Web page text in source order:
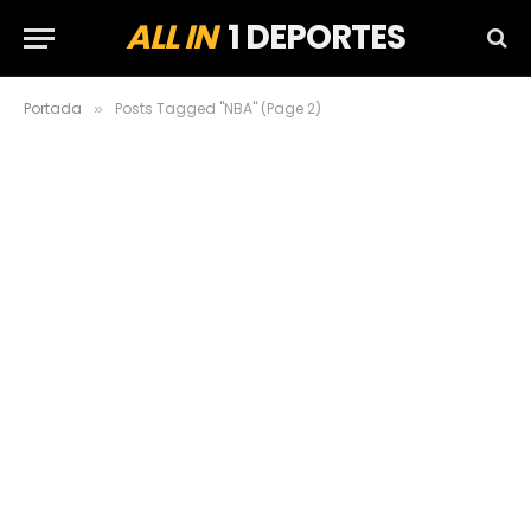
ALL IN1 DEPORTES
Portada » Posts Tagged "NBA" (Page 2)